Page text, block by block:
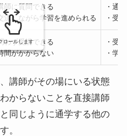
師に質問できる
流しながら学習を進められる
・通
・受
わず受講できる
間がかからない
・受
・学
ロールします
講師がその場にいる状態
からないことを直接講師
同じように通学する他の
。